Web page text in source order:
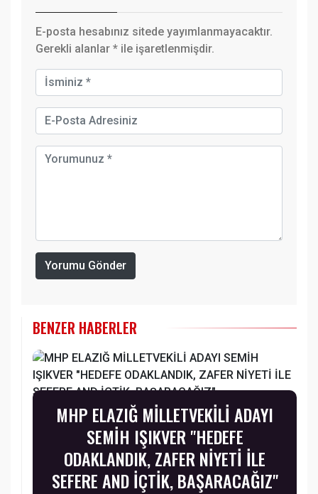
E-posta hesabınız sitede yayımlanmayacaktır.
Gerekli alanlar * ile işaretlenmişdir.
Yorumu Gönder
BENZER HABERLER
MHP ELAZIĞ MİLLETVEKİLİ ADAYI
SEMİH IŞIKVER "HEDEFE
ODAKLANDIK, ZAFER NİYETİ İLE
SEFERE AND İÇTİK, BAŞARACAĞIZ"